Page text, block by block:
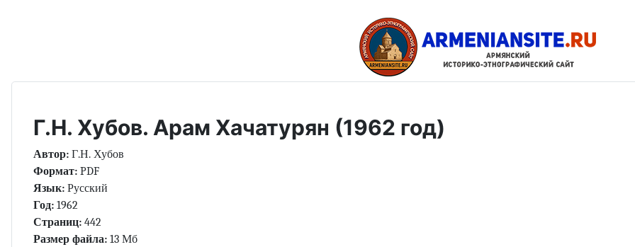
Г.Н. Хубов. Арам Хачатурян (1962 год)
Автор: Г.Н. Хубов
Формат: PDF
Язык: Русский
Год: 1962
Страниц: 442
Размер файла: 13 Мб